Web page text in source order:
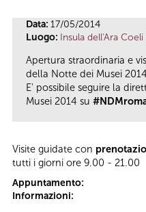
Data: 17/05/2014
Luogo: Insula dell'Ara Coeli
Apertura straordinaria e
della Notte dei Musei 2014
E' possibile seguire la
Musei 2014 su
Visite guidate con
tutti i giorni ore 9.00 - 21.00
Appuntamento:
Informazioni: